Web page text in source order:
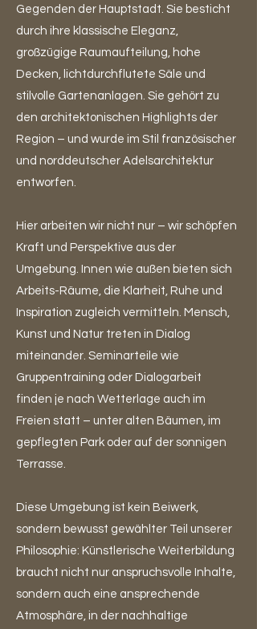
Gegenden der Hauptstadt. Sie besticht
durch ihre klassische Eleganz,
großzügige Raumaufteilung, hohe
Decken, lichtdurchflutete Säle und
stilvolle Gartenanlagen. Sie gehört zu
den architektonischen Highlights der
Region – und wurde im Stil französischer
und norddeutscher Adelsarchitektur
entworfen.
Hier arbeiten wir nicht nur – wir schöpfen
Kraft und Perspektive aus der
Umgebung. Innen wie außen bieten sich
Arbeits-Räume, die Klarheit, Ruhe und
Inspiration zugleich vermitteln. Mensch,
Kunst und Natur treten in Dialog
miteinander. Seminarteile wie
Gruppentraining oder Dialogarbeit
finden je nach Wetterlage auch im
Freien statt – unter alten Bäumen, im
gepflegten Park oder auf der sonnigen
Terrasse.
Diese Umgebung ist kein Beiwerk,
sondern bewusst gewählter Teil unserer
Philosophie: Künstlerische Weiterbildung
braucht nicht nur anspruchsvolle Inhalte,
sondern auch eine ansprechende
Atmosphäre, in der nachhaltige